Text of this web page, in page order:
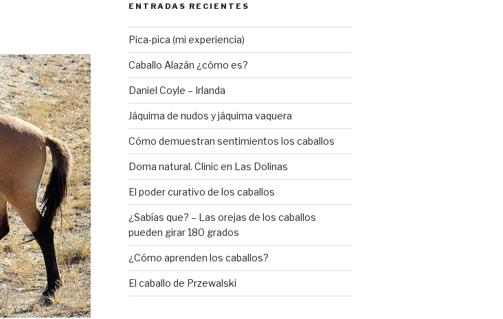
ENTRADAS RECIENTES
Pica-pica (mi experiencia)
Caballo Alazán ¿cómo es?
Daniel Coyle – Irlanda
Jáquima de nudos y jáquima vaquera
Cómo demuestran sentimientos los caballos
Doma natural. Clinic en Las Dolinas
El poder curativo de los caballos
¿Sabías que? – Las orejas de los caballos
pueden girar 180 grados
¿Cómo aprenden los caballos?
El caballo de Przewalski